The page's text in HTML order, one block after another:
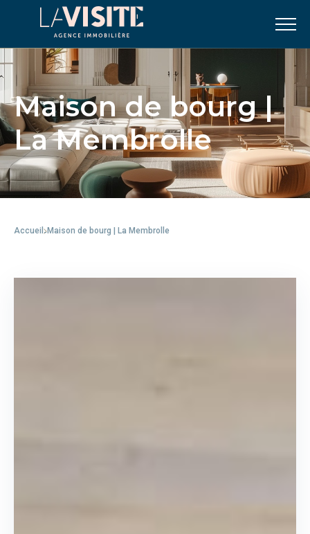
Maison de bourg |
La Membrolle
Accueil - Maison de bourg | La Membrolle